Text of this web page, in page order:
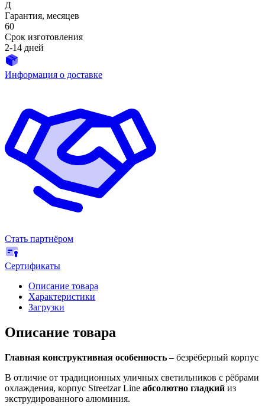
Д
Гарантия, месяцев
60
Срок изготовления
2-14 дней
Информация о доставке
Стать партнёром
Сертификаты
Описание товара
Характеристики
Загрузки
Описание товара
Главная конструктивная особенность – безрёберный корпус
В отличие от традиционных уличных светильников с рёбрами
охлаждения, корпус Streetzar Line абсолютно гладкий из
экструдированного алюминия.